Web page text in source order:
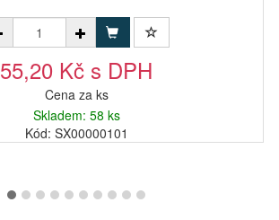
55,20 Kč s DPH
Cena za ks
Skladem: 58 ks
Kód: SX00000101